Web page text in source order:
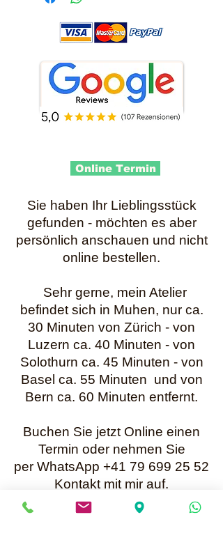
Online Termin
Sie haben Ihr Lieblingsstück
gefunden - möchten es aber
persönlich anschauen und nicht
online bestellen.
Sehr gerne, mein Atelier
befindet sich in Muhen, nur ca.
30 Minuten von Zürich - von
Luzern ca. 40 Minuten - von
Solothurn ca. 45 Minuten - von
Basel ca. 55 Minuten und von
Bern ca. 60 Minuten entfernt.
Buchen Sie jetzt Online einen
Termin oder nehmen Sie
per WhatsApp +41 79 699 25 52
Kontakt mit mir auf.